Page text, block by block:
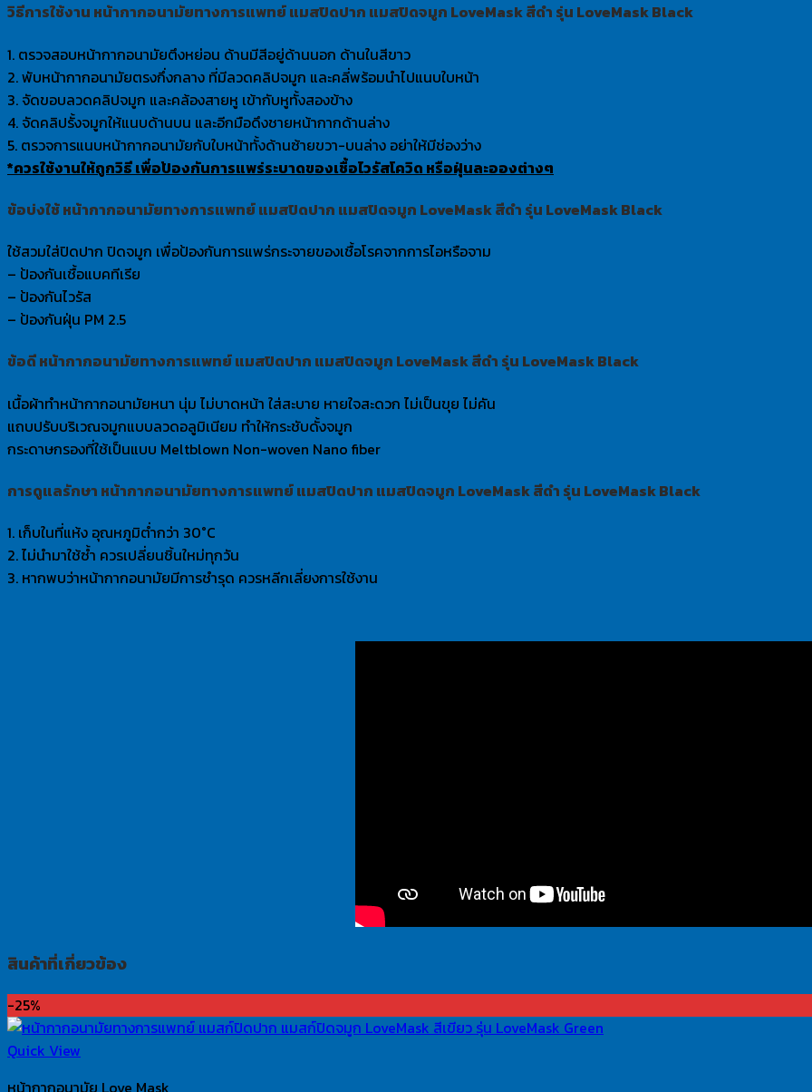
วิธีการใช้งาน หน้ากากอนามัยทางการแพทย์ แมสปิดปาก แมสปิดจมูก LoveMask สีดำ รุ่น LoveMask Black
1. ตรวจสอบหน้ากากอนามัยตึงหย่อน ด้านมีสีอยู่ด้านนอก ด้านในสีขาว
2. พับหน้ากากอนามัยตรงกึ่งกลาง ที่มีลวดคลิปจมูก และคลี่พร้อมนำไปแนบใบหน้า
3. จัดขอบลวดคลิปจมูก และคล้องสายหู เข้ากับหูทั้งสองข้าง
4. จัดคลิปรั้งจมูกให้แนบด้านบน และอีกมือดึงชายหน้ากากด้านล่าง
5. ตรวจการแนบหน้ากากอนามัยกับใบหน้าทั้งด้านซ้ายขวา-บนล่าง อย่าให้มีช่องว่าง
*ควรใช้งานให้ถูกวิธี เพื่อป้องกันการแพร่ระบาดของเชื้อไวรัสโควิด หรือฝุ่นละอองต่างๆ
ข้อบ่งใช้ หน้ากากอนามัยทางการแพทย์ แมสปิดปาก แมสปิดจมูก LoveMask สีดำ รุ่น LoveMask Black
ใช้สวมใส่ปิดปาก ปิดจมูก เพื่อป้องกันการแพร่กระจายของเชื้อโรคจากการไอหรือจาม
– ป้องกันเชื้อแบคทีเรีย
– ป้องกันไวรัส
– ป้องกันฝุ่น PM 2.5
ข้อดี หน้ากากอนามัยทางการแพทย์ แมสปิดปาก แมสปิดจมูก LoveMask สีดำ รุ่น LoveMask Black
เนื้อผ้าทำหน้ากากอนามัยหนา นุ่ม ไม่บาดหน้า ใส่สะบาย หายใจสะดวก ไม่เป็นขุย ไม่คัน
แถบปรับบริเวณจมูกแบบลวดอลูมิเนียม ทำให้กระชับดั้งจมูก
กระดาษกรองที่ใช้เป็นแบบ Meltblown Non-woven Nano fiber
การดูแลรักษา หน้ากากอนามัยทางการแพทย์ แมสปิดปาก แมสปิดจมูก LoveMask สีดำ รุ่น LoveMask Black
1. เก็บในที่แห้ง อุณหภูมิต่ำกว่า 30°C
2. ไม่นำมาใช้ซ้ำ ควรเปลี่ยนชิ้นใหม่ทุกวัน
3. หากพบว่าหน้ากากอนามัยมีการชำรุด ควรหลีกเลี่ยงการใช้งาน
สินค้าที่เกี่ยวข้อง
-25%
Quick View
หน้ากากอนามัย Love Mask